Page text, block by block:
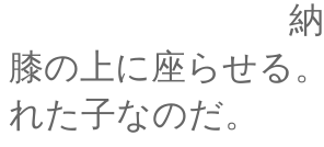
納得した君
膝の上に座らせる
れた子なのだ。